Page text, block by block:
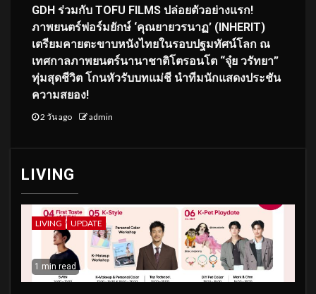
GDH ร่วมกับ TOFU FILMS ปล่อยตัวอย่างแรก!
ภาพยนตร์ฟอร์มยักษ์ ‘คุณยายวรนาฏ’ (INHERIT)
เตรียมคายตะขาบหนังไทยในรอบปฐมทัศน์โลก ณ
เทศกาลภาพยนตร์นานาชาติโตรอนโต “จุ๋ย วรัทยา”
ทุ่มสุดชีวิต โกนหัวรับบทแม่ชี นำทีมนักแสดงประชัน
ความสยอง!
2 วัน ago admin
LIVING
LIVING UPDATE
1 min read